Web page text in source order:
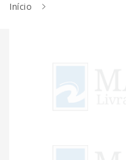
Início